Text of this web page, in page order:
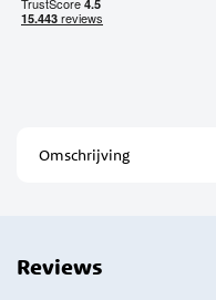
Omschrijving
Reviews